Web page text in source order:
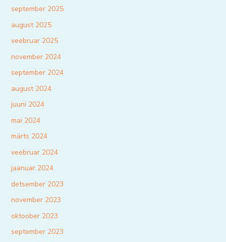
september 2025
august 2025
veebruar 2025
november 2024
september 2024
august 2024
juuni 2024
mai 2024
märts 2024
veebruar 2024
jaanuar 2024
detsember 2023
november 2023
oktoober 2023
september 2023